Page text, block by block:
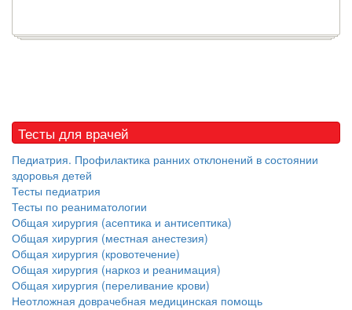
Тесты для врачей
Педиатрия. Профилактика ранних отклонений в состоянии
здоровья детей
Тесты педиатрия
Тесты по реаниматологии
Общая хирургия (асептика и антисептика)
Общая хирургия (местная анестезия)
Общая хирургия (кровотечение)
Общая хирургия (наркоз и реанимация)
Общая хирургия (переливание крови)
Неотложная доврачебная медицинская помощь